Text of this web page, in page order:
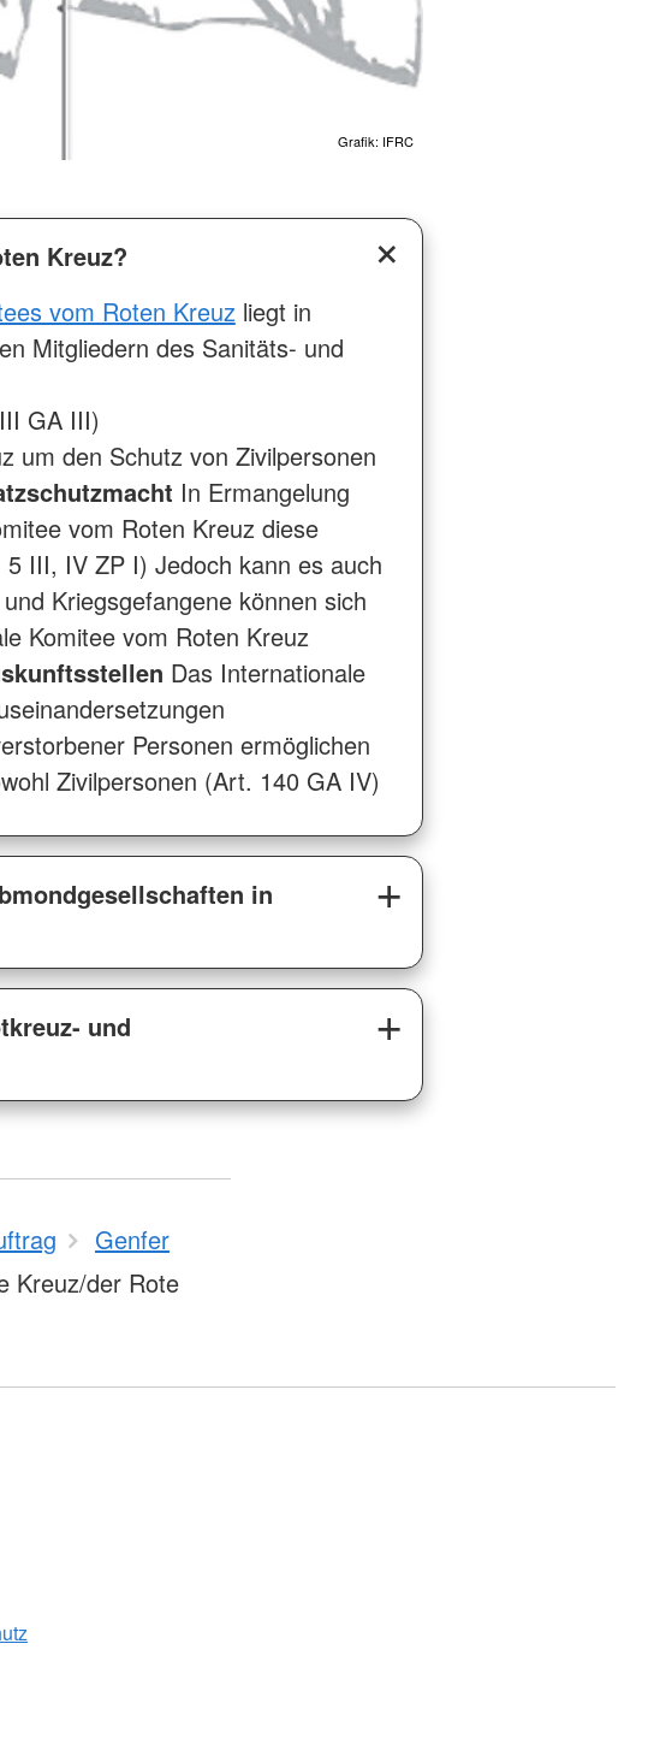
Grafik: IFRC
Kreuz?
vom Roten Kreuz liegt in
Mitgliedern des Sanitäts- und
GA III)
um den Schutz von Zivilpersonen
In Ermangelung
vom Roten Kreuz diese
III, IV ZP I) Jedoch kann es auch
Kriegsgefangene können sich
Komitee vom Roten Kreuz
Das Internationale
Personen ermöglichen
Zivilpersonen (Art. 140 GA IV)
in
und
Genfer
Kreuz/der Rote